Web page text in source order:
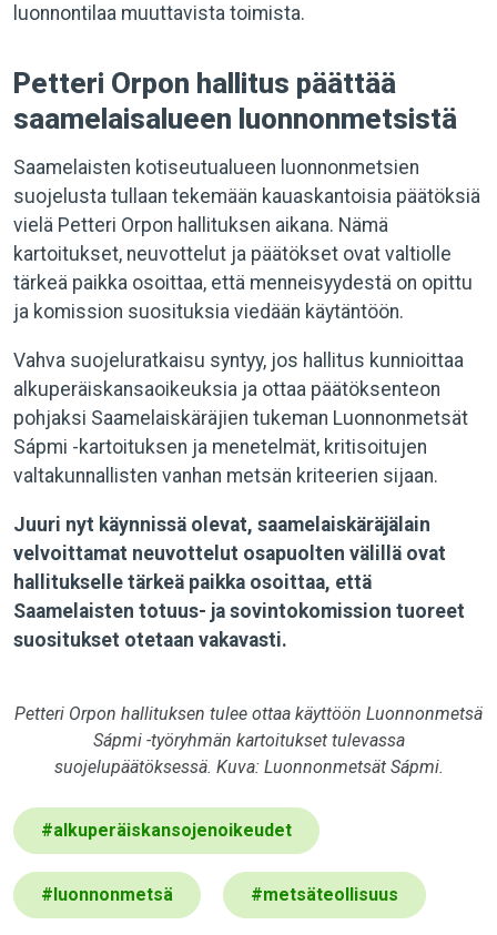
luonnontilaa muuttavista toimista.
Petteri Orpon hallitus päättää
saamelaisalueen luonnonmetsistä
Saamelaisten kotiseutualueen luonnonmetsien
suojelusta tullaan tekemään kauaskantoisia päätöksiä
vielä Petteri Orpon hallituksen aikana. Nämä
kartoitukset, neuvottelut ja päätökset ovat valtiolle
tärkeä paikka osoittaa, että menneisyydestä on opittu
ja komission suosituksia viedään käytäntöön.
Vahva suojeluratkaisu syntyy, jos hallitus kunnioittaa
alkuperäiskansaoikeuksia ja ottaa päätöksenteon
pohjaksi Saamelaiskäräjien tukeman Luonnonmetsät
Sápmi -kartoituksen ja menetelmät, kritisoitujen
valtakunnallisten vanhan metsän kriteerien sijaan.
Juuri nyt käynnissä olevat, saamelaiskäräjälain
velvoittamat neuvottelut osapuolten välillä ovat
hallitukselle tärkeä paikka osoittaa, että
Saamelaisten totuus- ja sovintokomission tuoreet
suositukset otetaan vakavasti.
Petteri Orpon hallituksen tulee ottaa käyttöön Luonnonmetsä
Sápmi -työryhmän kartoitukset tulevassa
suojelupäätöksessä. Kuva: Luonnonmetsät Sápmi.
#alkuperäiskansojenoikeudet
#luonnonmetsä #metsäteollisuus